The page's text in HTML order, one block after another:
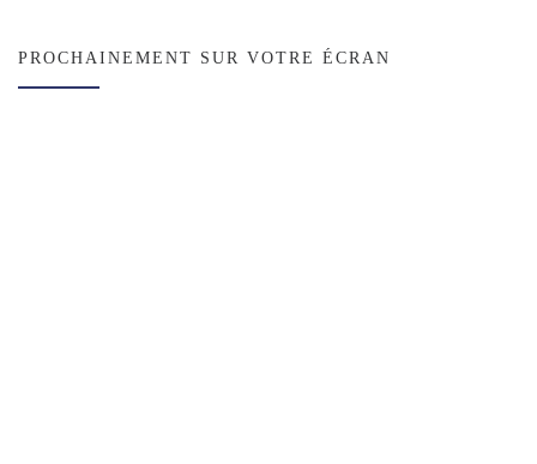
PROCHAINEMENT SUR VOTRE ÉCRAN